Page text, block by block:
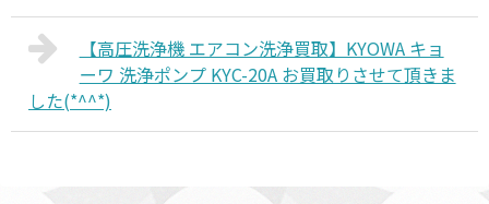
【高圧洗浄機 エアコン洗浄買取】KYOWA キョ
ーワ 洗浄ポンプ KYC-20A お買取りさせて頂きま
した(*^^*)